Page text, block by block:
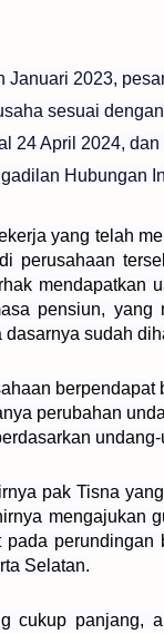
Januari 2023,
sesuai
24 April 2024,
Hubungan
yang telah
perusahaan
mendapatkan
pensiun, yang
sudah
perubahan
pak Tisna
mengajukan
Selatan.
cukup panjang,